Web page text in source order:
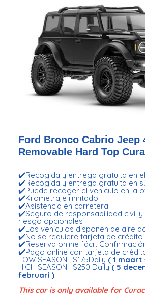
Ford Bronco Cabrio Jeep
Removable Hard Top
✔️Recogida y entrega gratuita en
✔️Recogida y entrega gratuita en
✔️Puede recoger el vehiculo en la
✔️Kilometraje ilimitado
✔️Asistencia en carretera
✔️Seguro de responsabilidad civil
riesgo opcionales
✔️Los vehiculos disponen de aire
✔️No se requiere tarjeta de crédito
✔️Reserva online fácil.
✔️Pago online con tarjeta de
LOW SEASON : $175Daily ( 1 maart
HIGH SEASON : $250 Daily ( 5
februari )
This car is only available for